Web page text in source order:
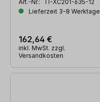
Art.-Nr.:
TI-XC201-635-12
Lieferzeit 3-8 Werktage
162,64 €
inkl. MwSt. zzgl.
Versandkosten